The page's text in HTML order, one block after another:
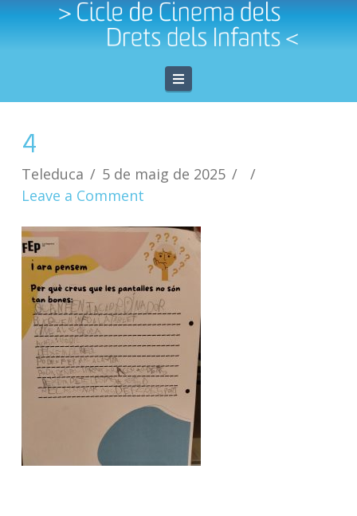
Navigation
4
Teleduca
5 de maig de 2025
Leave a Comment